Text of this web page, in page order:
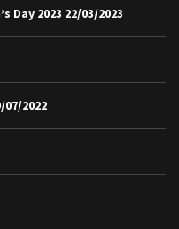
Day 2023 22/03/2023
07/2022